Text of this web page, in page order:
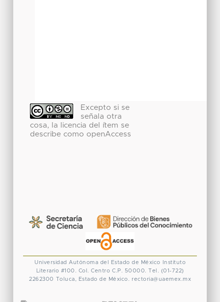
Excepto si se
señala otra
cosa, la licencia del ítem se
describe como openAccess
Universidad Autónoma del Estado de México
Instituto
Literario #100. Col. Centro C.P. 50000. Tel. (01-722)
2262300 Toluca, Estado de México. rectoria@uaemex.mx